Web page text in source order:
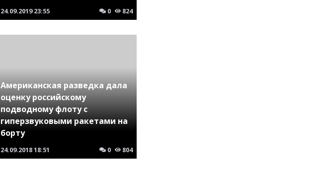
24.09.2019 23:55 0 824
Американская разведка дала
оценку российскому
подводному флоту с
гиперзвуковыми ракетами на
борту
24.09.201818:51 0 804